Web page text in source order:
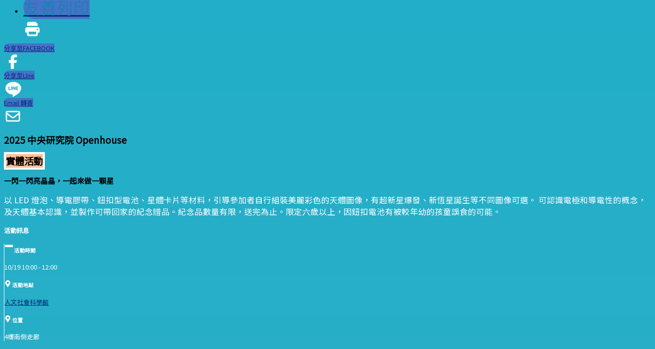
友善列印
分享至FACEBOOK
分享至LIne
Email 轉寄
2025 中央研究院 Openhouse
實體活動
一閃一閃亮晶晶，一起來做一顆星
以 LED 燈泡、導電膠帶、鈕扣型電池、星體卡片等材料，引導參加者自行組裝美麗彩色的天體圖像，有超新星爆發、新恆星誕生等不同圖像可選。 可認識電極和導電性的概念，
及天體基本認識，並製作可帶回家的紀念贈品。紀念品數量有限，送完為止。限定六歲以上，因鈕扣電池有被較年幼的孩童誤食的可能。
活動訊息
活動時間
10/19 10:00 -12:00
活動地點
人文社會科學館
位置
4樓南側走廊